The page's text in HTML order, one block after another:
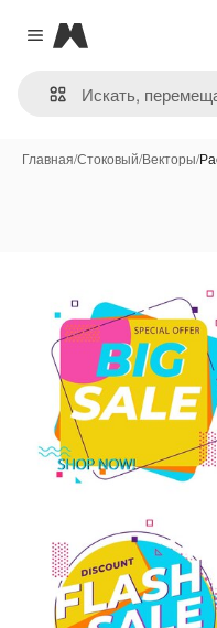
Close menu
Magnific
Главная/Стоковый/Векторы/